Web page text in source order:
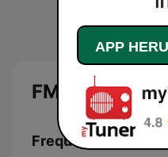
FM Derana
Frequenzen FM
APP